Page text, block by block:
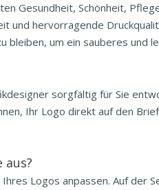
Gesundheit, Schönheit,
hervorragende
um ein sauberes und
sorgfältig für Sie
Ihr Logo direkt auf den
Logos anpassen. Auf der